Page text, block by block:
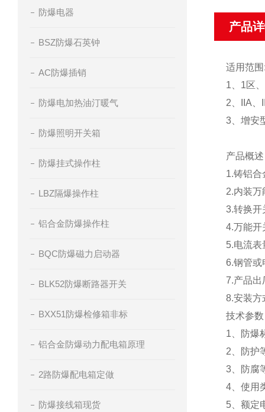
防爆电器
BSZ防爆石英钟
AC防爆插销
防爆电加热油汀暖气
防爆照明开关箱
防爆挂式操作柱
LBZ隔爆操作柱
铝合金防爆操作柱
BQC防爆磁力启动器
BLK52防爆断路器开关
BXX51防爆检修箱非标
铝合金防爆动力配电箱原理
2路防爆配电箱定做
防爆接线箱现货
产品
适用范围
1、1区
2、IIA、
3、增安
产品概
1.铸铝合
2.内装万
3.转换开
4.万能开
5.电流表
6.钢管或
7.产品出
8.安装方
技术参
1、防爆
2、防护
3、防腐
4、使用
5、额定